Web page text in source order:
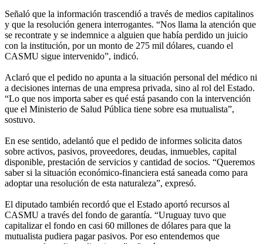
Señaló que la información trascendió a través de medios capitalinos
y que la resolución genera interrogantes. “Nos llama la atención que
se recontrate y se indemnice a alguien que había perdido un juicio
con la institución, por un monto de 275 mil dólares, cuando el
CASMU sigue intervenido”, indicó.
Aclaró que el pedido no apunta a la situación personal del médico ni
a decisiones internas de una empresa privada, sino al rol del Estado.
“Lo que nos importa saber es qué está pasando con la intervención
que el Ministerio de Salud Pública tiene sobre esa mutualista”,
sostuvo.
En ese sentido, adelantó que el pedido de informes solicita datos
sobre activos, pasivos, proveedores, deudas, inmuebles, capital
disponible, prestación de servicios y cantidad de socios. “Queremos
saber si la situación económico-financiera está saneada como para
adoptar una resolución de esta naturaleza”, expresó.
El diputado también recordó que el Estado aportó recursos al
CASMU a través del fondo de garantía. “Uruguay tuvo que
capitalizar el fondo en casi 60 millones de dólares para que la
mutualista pudiera pagar pasivos. Por eso entendemos que